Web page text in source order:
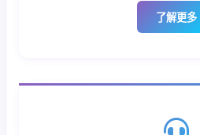
了解更多